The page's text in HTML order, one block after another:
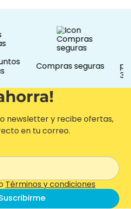
Compras seguras
newsletter y recibe ofertas,
en tu correo.
Términos y condiciones